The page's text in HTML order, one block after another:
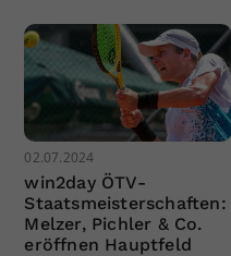
02.07.2024
win2day ÖTV-
Staatsmeisterschaften:
Melzer, Pichler & Co.
eröffnen Hauptfeld